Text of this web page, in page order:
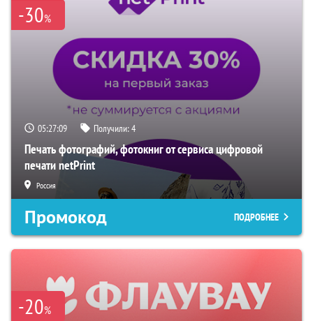
-30%
05:27:08 Получили:4
Печать фотографий, фотокниг от сервиса цифровой
печати netPrint
Россия
Промокод ПОДРОБНЕЕ
-20%